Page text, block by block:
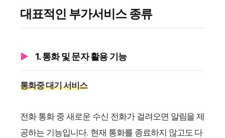
대표적인 부가서비스 종류
1. 통화 및 문자 활용 기능
통화중 대기 서비스
전화 통화 중 새로운 수신 전화가 걸려오면 알림을 제
공하는 기능입니다. 현재 통화를 종료하지 않고도 다